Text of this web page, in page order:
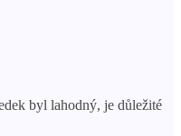
byl lahodný, je důležité